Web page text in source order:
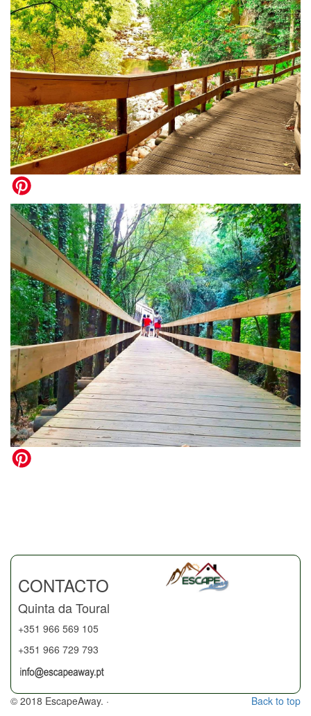
CONTACTO
Quinta da Toural
+351 966 569 105
+351 966 729 793
Back to top
© 2018 EscapeAway. ·